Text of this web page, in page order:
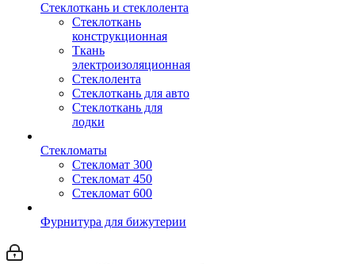
Стеклоткань и стеклолента
Стеклоткань
конструкционная
Ткань
электроизоляционная
Стеклолента
Стеклоткань для авто
Стеклоткань для
лодки
Стекломаты
Стекломат 300
Стекломат 450
Стекломат 600
Фурнитура для бижутерии